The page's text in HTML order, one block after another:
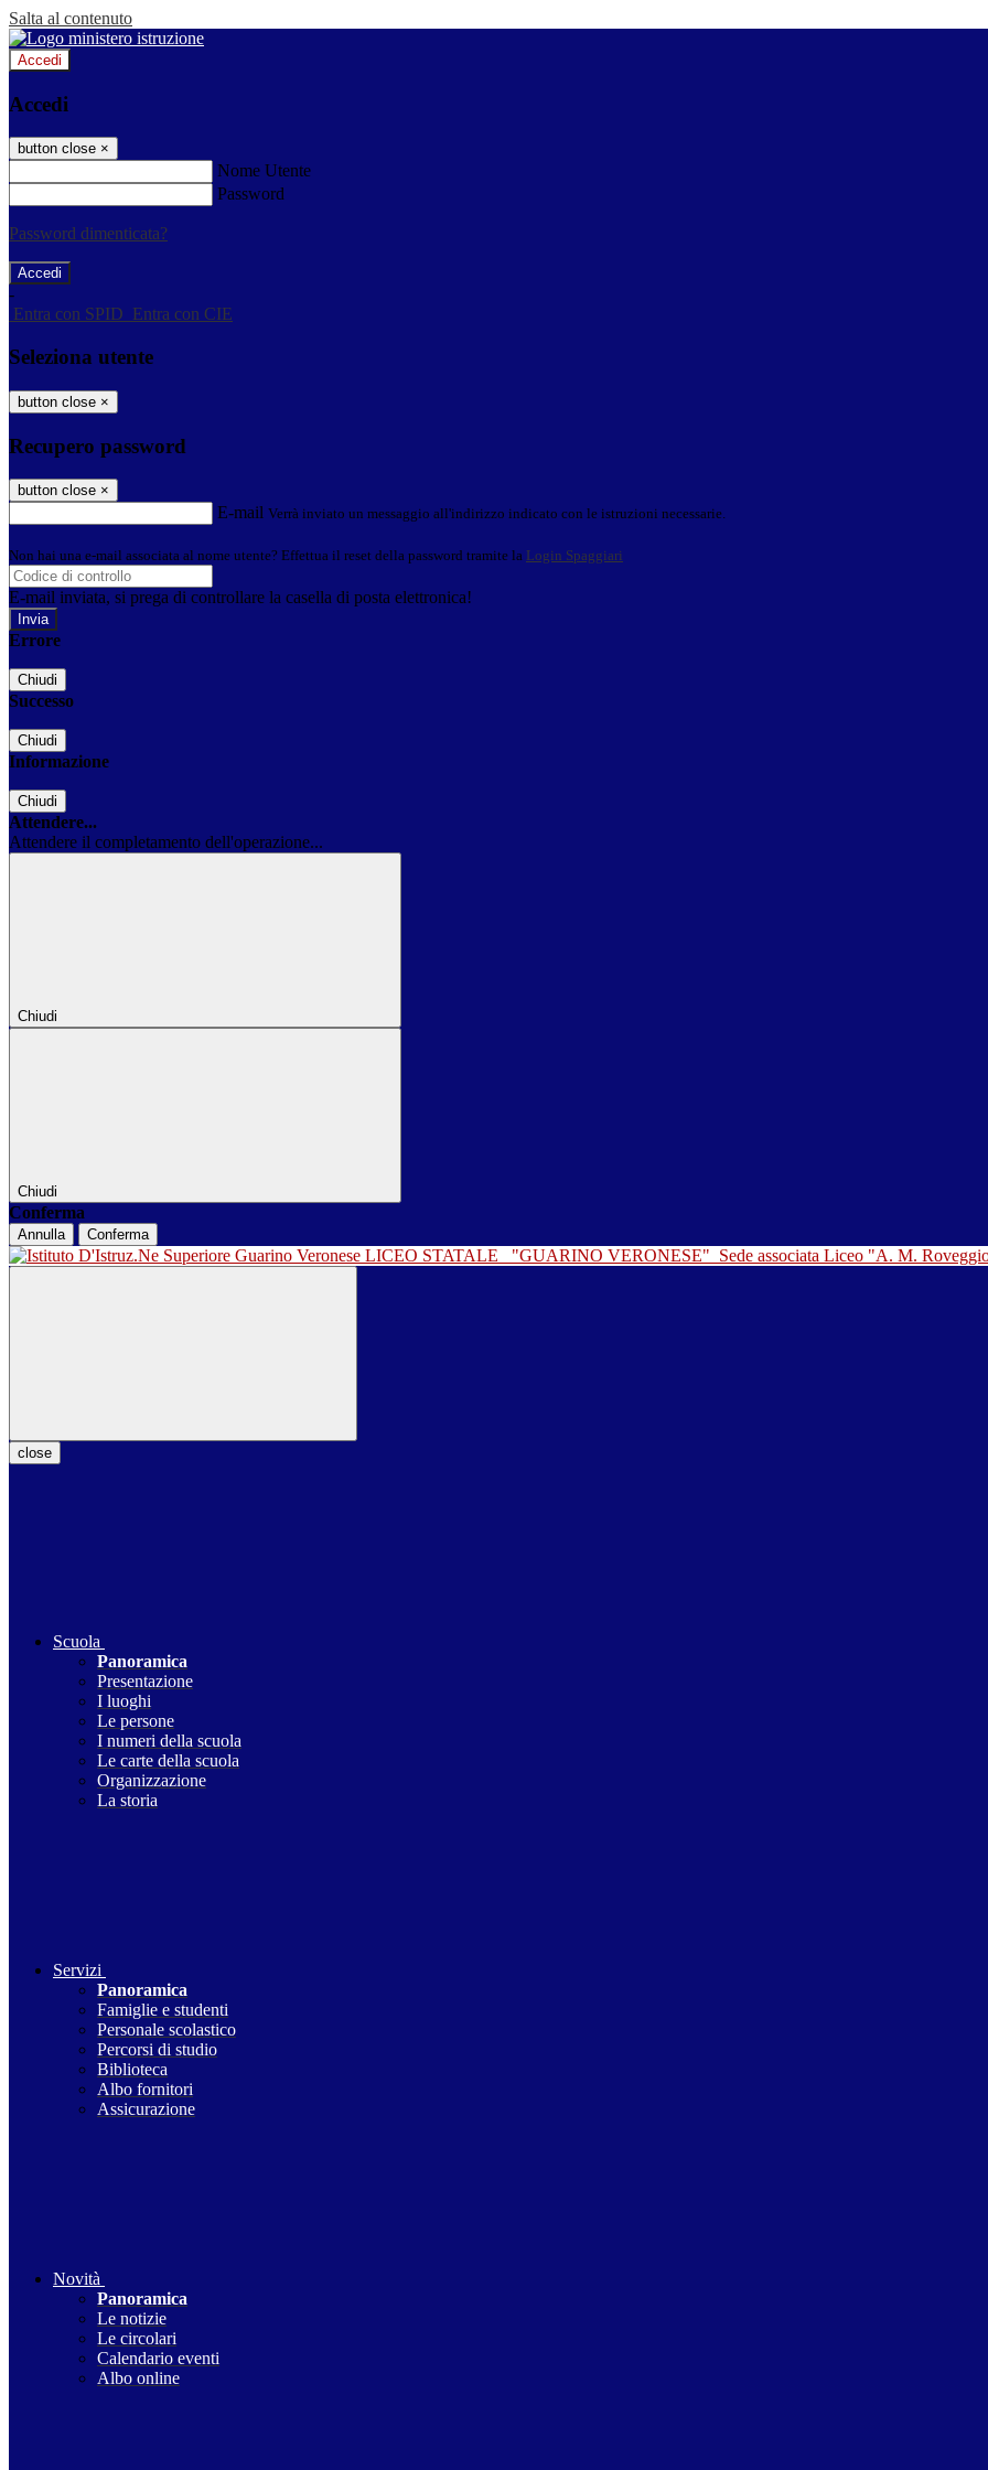
Salta al contenuto
Accedi
Accedi
button close ×
Nome Utente
Password
Password dimenticata?
-
Entra con SPID Entra con CIE
Seleziona utente
button close ×
Recupero password
button close ×
E-mail Verrà inviato un messaggio all'indirizzo indicato con le istruzioni necessarie.
Non hai una e-mail associata al nome utente? Effettua il reset della password tramite la Login Spaggiari
E-mail inviata, si prega di controllare la casella di posta elettronica!
Errore
Chiudi
Successo
Chiudi
Informazione
Chiudi
Attendere...
Attendere il completamento dell'operazione...
Chiudi
Chiudi
Conferma
Annulla Conferma
LICEO STATALE "GUARINO VERONESE" Sede associata Liceo "A. M.
close
Scuola
Panoramica
Presentazione
I luoghi
Le persone
I numeri della scuola
Le carte della scuola
Organizzazione
La storia
Servizi
Panoramica
Famiglie e studenti
Personale scolastico
Percorsi di studio
Biblioteca
Albo fornitori
Assicurazione
Novità
Panoramica
Le notizie
Le circolari
Calendario eventi
Albo online